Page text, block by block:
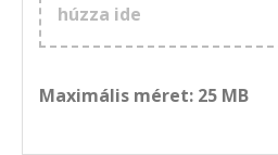
húzza ide
Maximális méret: 25 MB